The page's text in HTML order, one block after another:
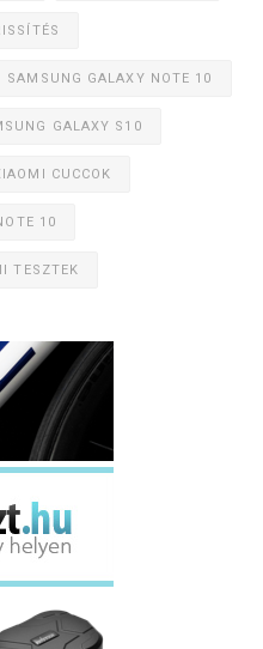
SAMSUNG GALAXY NOTE 10
GALAXY S10
CUCCOK
10
TESZTEK